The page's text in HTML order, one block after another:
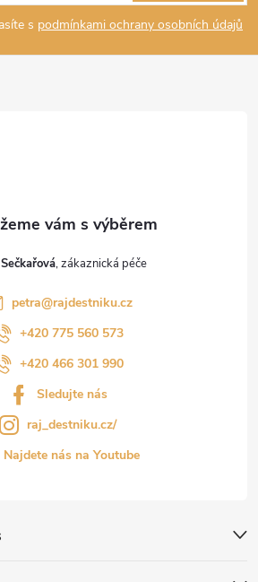
s podmínkami ochrany osobních údajů
petra@rajdestniku.cz
+420 775 560 573
+420 466 301 990
Sledujte nás
raj_destniku.cz/
Najdete nás na Youtube